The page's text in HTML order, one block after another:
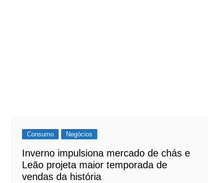
Consumo Negócios
Inverno impulsiona mercado de chás e
Leão projeta maior temporada de
vendas da história